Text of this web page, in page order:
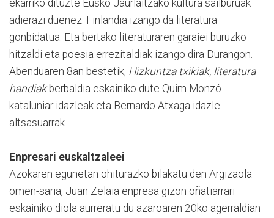
ekarriko dituzte Eusko Jaurlaitzako kultura sailburuak
adierazi duenez: Finlandia izango da literatura
gonbidatua. Eta bertako literaturaren garaiei buruzko
hitzaldi eta poesia errezitaldiak izango dira Durangon.
Abenduaren 8an bestetik, Hizkuntza txikiak, literatura
handiakberbaldia eskainiko dute Quim Monzó
kataluniar idazleak eta Bernardo Atxaga idazle
altsasuarrak.
Enpresari euskaltzaleei
Azokaren egunetan ohiturazko bilakatu den Argizaola
omen-saria, Juan Zelaia enpresa gizon oñatiarrari
eskainiko diola aurreratu du azaroaren 20ko agerraldian